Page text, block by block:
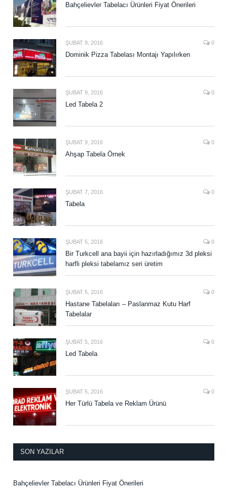
Bahçelievler Tabelacı Ürünleri Fiyat Önerileri
ŞUBAT 9, 2016 0
Dominik Pizza Tabelası Montajı Yapılırken
ŞUBAT 9, 2016 0
Led Tabela 2
ŞUBAT 9, 2016 0
Ahşap Tabela Örnek
ŞUBAT 7, 2016 0
Tabela
ŞUBAT 5, 2016 0
Bir Turkcell ana bayii için hazırladığımız 3d pleksi
harfli pleksi tabelamız seri üretim
ŞUBAT 5, 2016 0
Hastane Tabelaları – Paslanmaz Kutu Harf
Tabelalar
ŞUBAT 5, 2016 0
Led Tabela
ŞUBAT 5, 2016 0
Her Türlü Tabela ve Reklam Ürünü
SON YAZILAR
Bahçelievler Tabelacı Ürünleri Fiyat Önerileri